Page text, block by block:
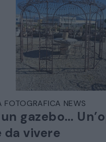
STRUMENTI MUSICALI
VEICOLI D’EPOCA
FOTOGRAFICA NEWS
gazebo…
da vivere